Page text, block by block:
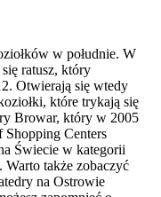
w południe. W
ratusz, który
Otwierają się wtedy
które trykają się
Browar, który w 2005
Shopping Centers
Świecie w kategorii
także zobaczyć
na Ostrowie